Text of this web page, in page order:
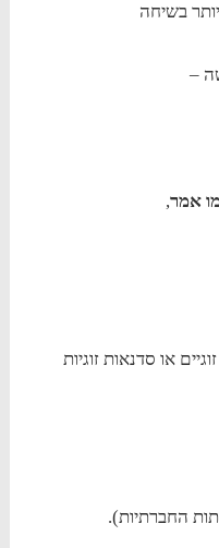
בשיחה
–
אמר,
או סדנאות זוגיות
החברתיות).